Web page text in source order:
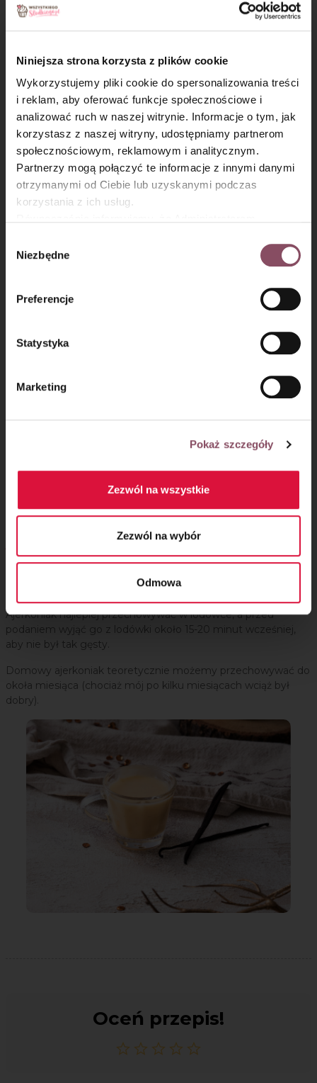
Niniejsza strona korzysta z plików cookie
Wykorzystujemy pliki cookie do spersonalizowania treści
i reklam, aby oferować funkcje społecznościowe i
analizować ruch w naszej witrynie. Informacje o tym, jak
korzystasz z naszej witryny, udostępniamy partnerom
społecznościowym, reklamowym i analitycznym.
Partnerzy mogą połączyć te informacje z innymi danymi
otrzymanymi od Ciebie lub uzyskanymi podczas
korzystania z ich usług.
Gdańsk (80-339) adres: Dickmana 14/15 więcej
informacji o przetwarzaniu danych osobowych oraz
Polityce
prywatności.
zgody
Niezbędne
Preferencje
Statystyka
Marketing
Pokaż szczegóły
Zezwól na wszystkie
Zezwól na wybór
Odmowa
Krok 4
Przygotowany kogel-mogel połącz z mlekiem, mieszając do
całkowitego połączenia się składników.
Na samym końcu
wlewaj spirytus,
cały czas miksując na wolnych obrotach. Pamiętaj, by robić to
następnego dnia zgęstnieje i nabierze odpowiedniej,
kremowej konsystencji.
Jak przechowywać ajerkoniak?
Ajerkoniak najlepiej przechowywać w lodówce, a przed
podaniem wyjąć go z lodówki około 15-20 minut wcześniej,
aby nie był tak gęsty.
Domowy ajerkoniak teoretycznie możemy przechowywać do
okoła miesiąca (chociaż mój po kilku miesiącach wciąż był
dobry).
Oceń przepis!
×